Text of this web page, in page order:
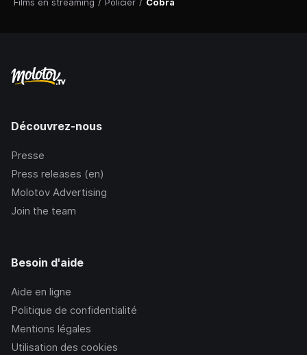
Films en streaming / Policier / Cobra
Découvrez-nous
Presse
Press releases (en)
Molotov Advertising
Join the team
Besoin d'aide
Aide en ligne
Politique de confidentialité
Mentions légales
Utilisation des cookies